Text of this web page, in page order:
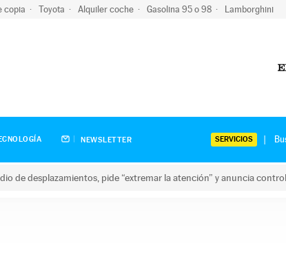
copia Toyota Alquiler coche Gasolina 95 o 98 Lamborghini
NEWSLETTER SERVICIOS
de desplazamientos, pide “extremar la atención” y anuncia